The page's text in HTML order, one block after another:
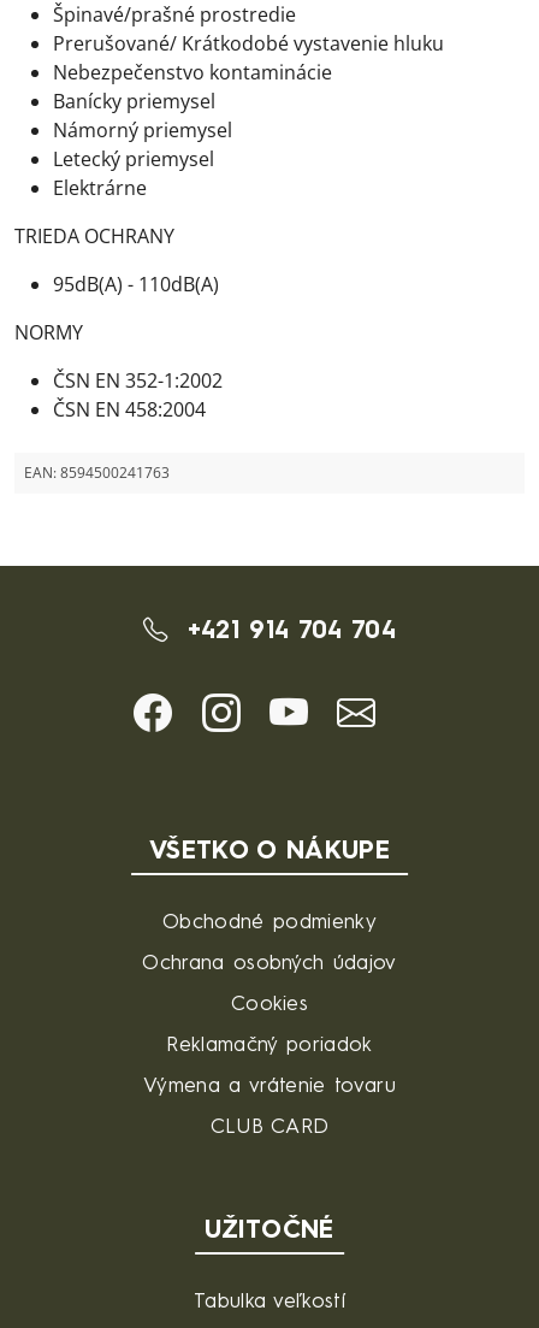
Špinavé/prašné prostredie
Prerušované/ Krátkodobé vystavenie hluku
Nebezpečenstvo kontaminácie
Banícky priemysel
Námorný priemysel
Letecký priemysel
Elektrárne
TRIEDA OCHRANY
95dB(A) - 110dB(A)
NORMY
ČSN EN 352-1:2002
ČSN EN 458:2004
EAN:8594500241763
+421 914 704 704
VŠETKO O NÁKUPE
Obchodné podmienky
Ochrana osobných údajov
Cookies
Reklamačný poriadok
Výmena a vrátenie tovaru
CLUB CARD
UŽITOČNÉ
Tabulka veľkostí